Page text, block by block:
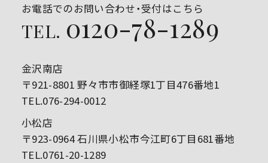
お電話でのお問い合わせ・受付はこちら
TEL. 0120-78-1289
金沢南店
〒921-8801 野々市市御経塚1丁目476番地1
TEL.076-294-0012
小松店
〒923-0964 石川県小松市今江町6丁目681番地
TEL.0761-20-1289